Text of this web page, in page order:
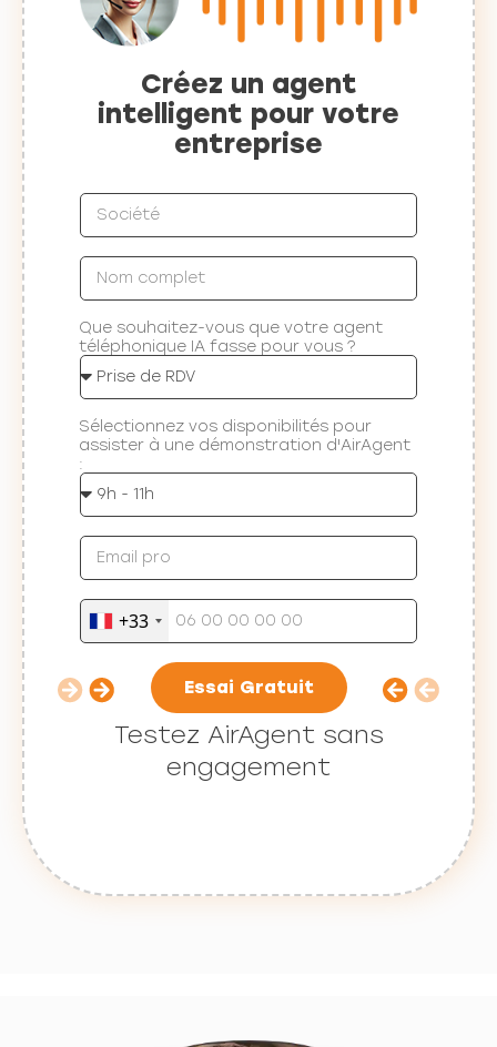
Créez un agent
intelligent pour votre
entreprise
Que souhaitez-vous que votre agent
téléphonique IA fasse pour vous ?
Sélectionnez vos disponibilités pour
assister à une démonstration d'AirAgent
:
+33
Essai Gratuit
Testez AirAgent sans
engagement